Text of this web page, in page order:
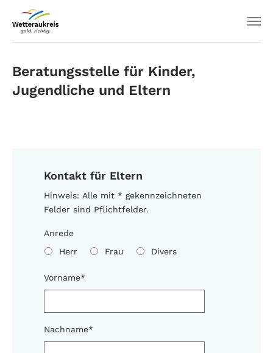
Beratungsstelle für Kinder,
Jugendliche und Eltern
Kontakt für Eltern
Hinweis: Alle mit * gekennzeichneten
Felder sind Pflichtfelder.
Anrede
Herr
Frau Divers
Vorname*
Nachname*